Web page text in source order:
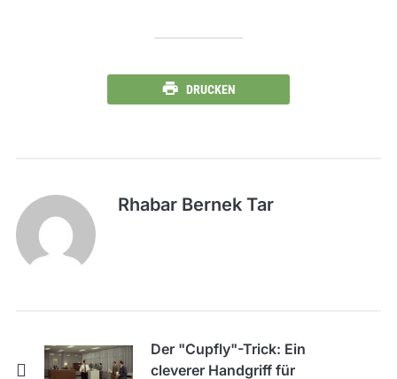
DRUCKEN
Rhabar Bernek Tar
Der "Cupfly"-Trick: Ein
cleverer Handgriff für